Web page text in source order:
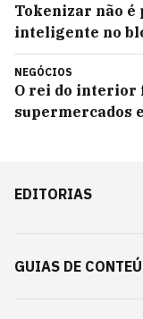
Tokenizar não
inteligente no
NEGÓCIOS
O rei do interior
supermercados
EDITORIAS
GUIAS DE